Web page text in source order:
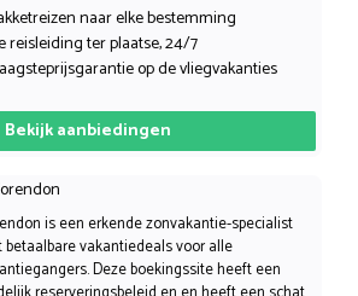
naar elke bestemming
reisleiding ter plaatse, 24/7
op de vliegvakanties
Bekijk aanbiedingen
is een erkende zonvakantie-specialist
betaalbare vakantiedeals voor alle
Deze boekingssite heeft een